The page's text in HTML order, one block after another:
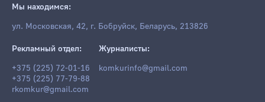
Мы находимся:
ул. Московская, 42, г. Бобруйск, Беларусь, 213826
Рекламный отдел:
+375 (225) 72-01-16
+375 (225) 77-79-88
rkomkur@gmail.com
Журналисты:
komkurinfo@gmail.com